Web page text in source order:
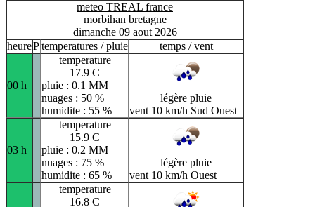
meteo TREAL france
morbihan bretagne
dimanche 09 aout 2026
heurePtemperatures / pluie temps / vent
00 h
temperature
17.9 C
pluie : 0.1 MM
nuages : 50 %
humidite : 55 %
légère pluie
vent 10 km/h Sud Ouest
03 h
temperature
15.9 C
pluie : 0.2 MM
nuages : 75 %
humidite : 65 %
légère pluie
vent 10 km/h Ouest
temperature
16.8 C